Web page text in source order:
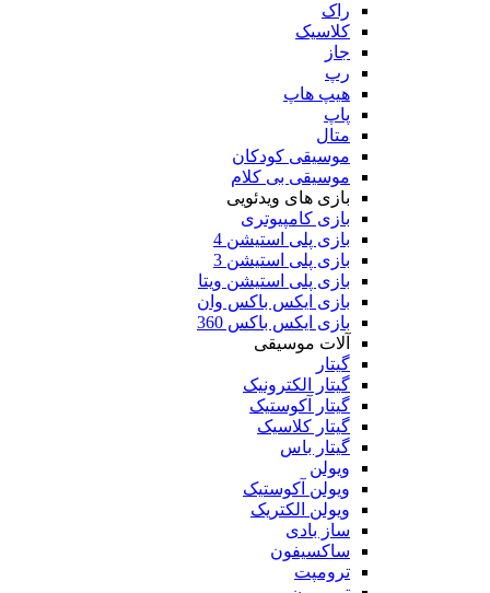
راک
کلاسیک
جاز
رپ
هیپ هاپ
پاپ
متال
موسیقی کودکان
موسیقی بی کلام
بازی های ویدئویی
بازی کامپیوتری
بازی پلی استیشن 4
بازی پلی استیشن 3
بازی پلی استیشن ویتا
بازی ایکس باکس وان
بازی ایکس باکس 360
آلات موسیقی
گیتار
گیتار الکترونیک
گیتار آکوستیک
گیتار کلاسیک
گیتار باس
ویولن
ویولن آکوستیک
ویولن الکتریک
ساز بادی
ساکسیفون
ترومپت